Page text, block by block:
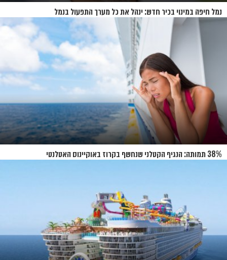
נמל חיפה במינוי בכיר חדש: ינהל את כל מערך התפעול בנמל
38% תמותה: הנגיף הקטלני שנחשף בקרוז באוקיינוס האטלנטי